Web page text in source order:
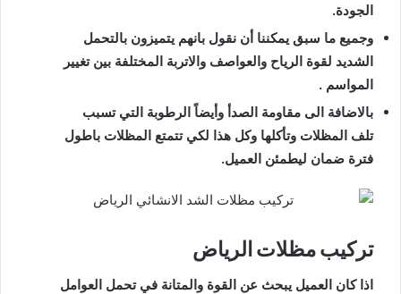
الجودة.
وجميع ما سبق يمكننا أن نقول بانهم يتميزون بالتحمل
الشديد لقوة الرياح والعواصف والاتربة المختلفة بين تغيير
المواسم .
بالاضافة الى مقاومة الصدأ وأيضاً الرطوبة التي تسبب
تلف المظلات وتأكلها وكل هذا لكي تتمتع المظلات باطول
فترة ضمان ليطمئن العميل.
تركيب مظلات الرياض
اذا كان العميل يبحث عن القوة والمتانة في تحمل العوامل